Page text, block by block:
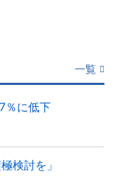
一覧
％に低下
検討を」